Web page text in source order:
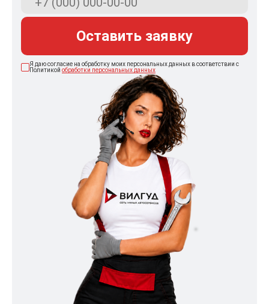
Оставить заявку
Я даю согласие на обработку моих персональных данных в соответствии с
Политикой обработки персональных данных